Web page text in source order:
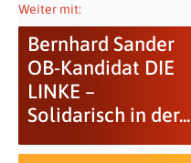
Weiter mit:
Bernhard Sander
OB-Kandidat DIE
LINKE –
Solidarisch in der...